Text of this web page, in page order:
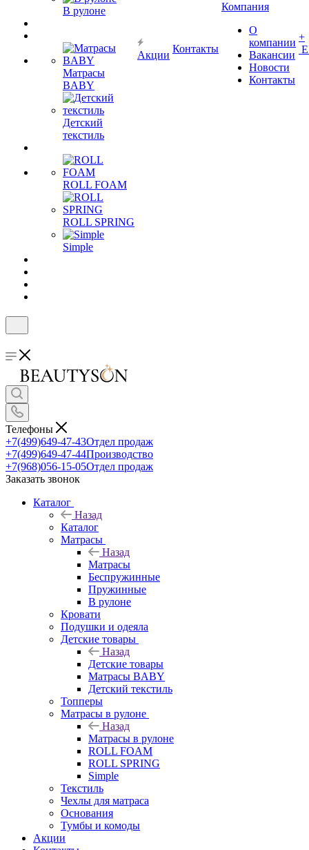
В рулоне
Матрасы
BABY
Детский
текстиль
ROLL FOAM
ROLL SPRING
Simple
Акции
Контакты
Компания
О
компании
Вакансии
Новости
Контакты
+
Телефоны
+7(499)649-47-43Отдел продаж
+7(499)649-47-44Производство
+7(968)056-15-05Отдел продаж
Заказать звонок
Каталог
Назад
Каталог
Матрасы
Назад
Матрасы
Беспружинные
Пружинные
В рулоне
Кровати
Подушки и одеяла
Детские товары
Назад
Детские товары
Матрасы BABY
Детский текстиль
Топперы
Матрасы в рулоне
Назад
Матрасы в рулоне
ROLL FOAM
ROLL SPRING
Simple
Текстиль
Чехлы для матраса
Основания
Тумбы и комоды
Акции